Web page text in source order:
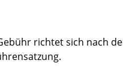
richtet sich nach